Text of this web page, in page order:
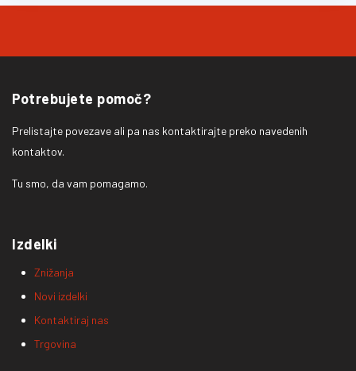
Potrebujete pomoč?
Prelistajte povezave ali pa nas kontaktirajte preko navedenih
kontaktov.
Tu smo, da vam pomagamo.
Izdelki
Znižanja
Novi izdelki
Kontaktiraj nas
Trgovina